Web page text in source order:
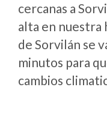
cercanas a
alta en nuestra
de Sorvilán se
minutos para
cambios